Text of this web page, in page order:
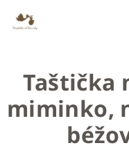
obsah
Taštička
miminko,